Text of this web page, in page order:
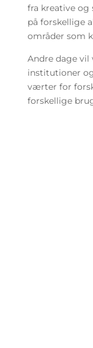
fra kreative og
på forskellige
områder som
Andre dage
institutioner
værter for
forskellige